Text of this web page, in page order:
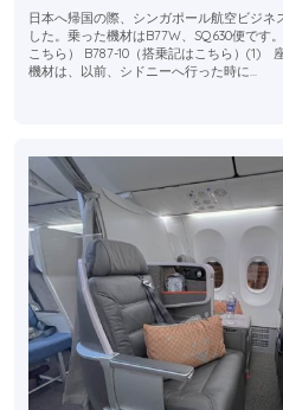
日本へ帰国の際、シンガポール航空ビジネ
した。乗った機材はB77W、SQ630便です
こちら） B787-10（搭乗記はこちら）(1)
機材は、以前、シドニーへ行った時に...